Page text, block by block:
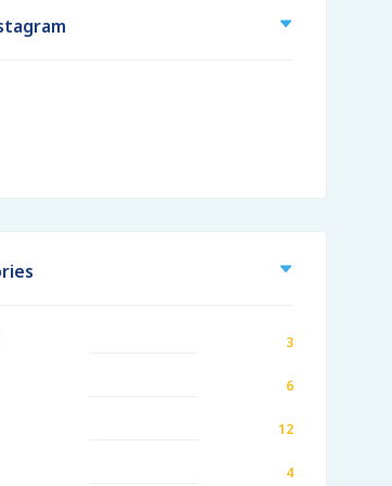
3
6
12
4